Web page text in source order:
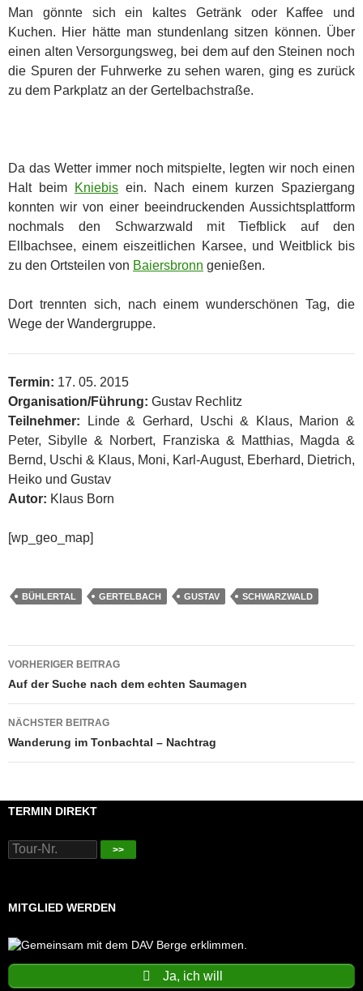
Man gönnte sich ein kaltes Getränk oder Kaffee und
Kuchen. Hier hätte man stundenlang sitzen können. Über
einen alten Versorgungsweg, bei dem auf den Steinen noch
die Spuren der Fuhrwerke zu sehen waren, ging es zurück
zu dem Parkplatz an der Gertelbachstraße.
Da das Wetter immer noch mitspielte, legten wir noch einen
Halt beim
Kniebis ein. Nach einem kurzen Spaziergang
konnten wir von einer beeindruckenden Aussichtsplattform
nochmals den Schwarzwald mit Tiefblick auf den
Ellbachsee, einem eiszeitlichen Karsee, und Weitblick bis
zu den Ortsteilen von Baiersbronn genießen.
Dort trennten sich, nach einem wunderschönen Tag, die
Wege der Wandergruppe.
Termin: 17. 05. 2015
Organisation/Führung: Gustav Rechlitz
Teilnehmer: Linde & Gerhard, Uschi & Klaus, Marion &
Peter, Sibylle & Norbert, Franziska & Matthias, Magda &
Bernd, Uschi & Klaus, Moni, Karl-August, Eberhard, Dietrich,
Heiko und Gustav
Autor: Klaus Born
[wp_geo_map]
BÜHLERTAL GERTELBACH GUSTAV SCHWARZWALD
Beitragsnavigation
VORHERIGER BEITRAG
Auf der Suche nach dem echten Saumagen
NÄCHSTER BEITRAG
Wanderung im Tonbachtal – Nachtrag
TERMIN DIREKT
>>
MITGLIED WERDEN
Ja, ich will